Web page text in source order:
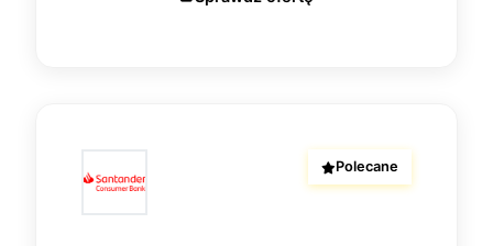
Polecane